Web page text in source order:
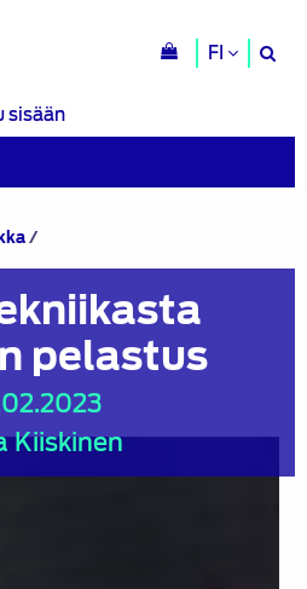
FI
sisään
/SCR-
pelastus
pelastus
Kiiskinen